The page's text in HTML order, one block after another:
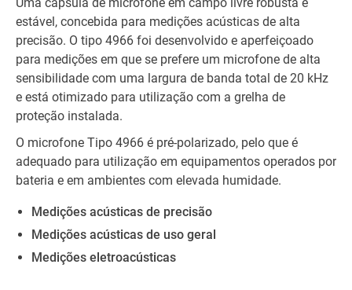
estável, concebida para medições acústicas de alta
precisão. O tipo 4966 foi desenvolvido e aperfeiçoado
para medições em que se prefere um microfone de alta
sensibilidade com uma largura de banda total de 20 kHz
e está otimizado para utilização com a grelha de
proteção instalada.
O microfone Tipo 4966 é pré-polarizado, pelo que é
adequado para utilização em equipamentos operados por
bateria e em ambientes com elevada humidade.
Medições acústicas de precisão
Medições acústicas de uso geral
Medições eletroacústicas